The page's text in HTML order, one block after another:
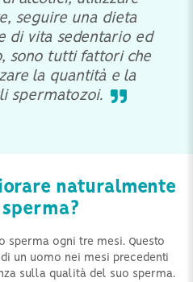
seguire una dieta
di vita sedentario ed
sono tutti fattori che
la quantità e la
spermatozoi.
naturalmente
sperma ogni tre mesi. Questo
un uomo nei mesi precedenti
sulla qualità del suo sperma.